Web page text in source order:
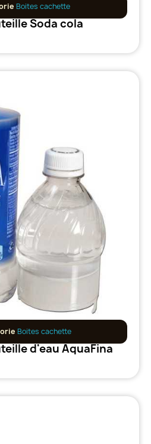
Boites cachette
Soda cola
Boites cachette
d'eau AquaFina